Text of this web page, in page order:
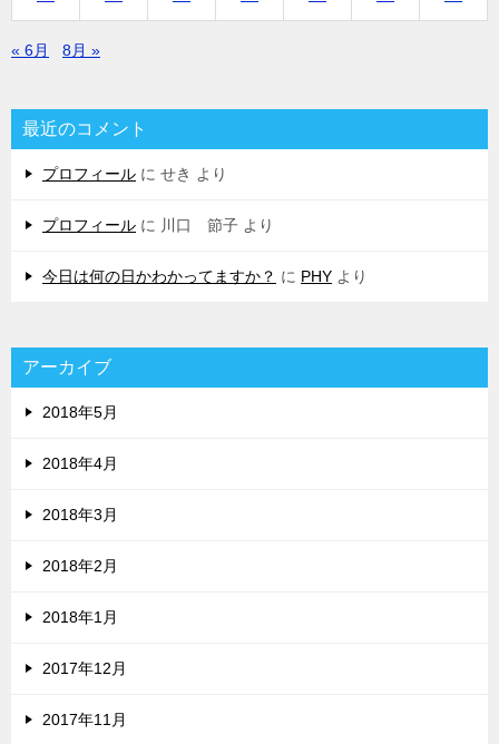
« 6月 8月 »
最近のコメント
プロフィール に せき より
プロフィール に 川口 節子 より
今日は何の日かわかってますか？ に PHY より
アーカイブ
2018年5月
2018年4月
2018年3月
2018年2月
2018年1月
2017年12月
2017年11月